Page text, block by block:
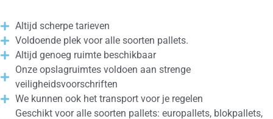
Altijd scherpe tarieven
Voldoende plek voor alle soorten pallets.
Altijd genoeg ruimte beschikbaar
Onze opslagruimtes voldoen aan strenge
veiligheidsvoorschriften
We kunnen ook het transport voor je regelen
Geschikt voor alle soorten pallets: europallets, blokpallets,